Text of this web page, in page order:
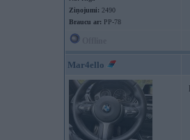
Ziņojumi: 2490
Braucu ar: PP-78
Mar4ello